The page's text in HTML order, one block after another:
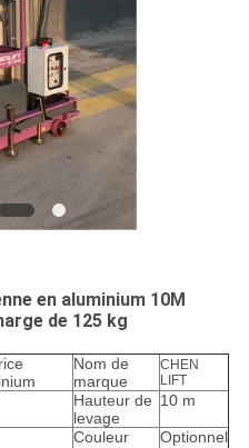
en aluminium 10M
de 125 kg
Nom de
marque
CHEN
LIFT
Hauteur de
levage
10 m
Couleur Optionnel